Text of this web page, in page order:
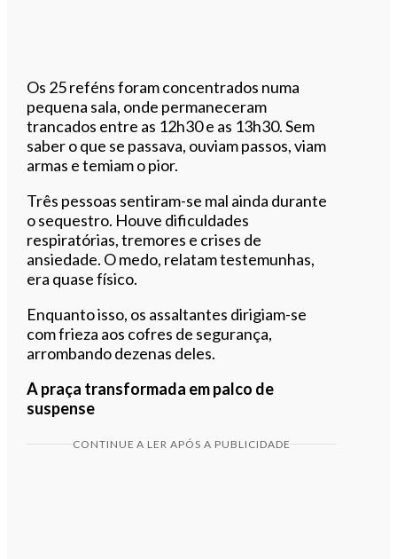
Os 25 reféns foram concentrados numa
pequena sala, onde permaneceram
trancados entre as 12h30 e as 13h30. Sem
saber o que se passava, ouviam passos, viam
armas e temiam o pior.
Três pessoas sentiram-se mal ainda durante
o sequestro. Houve dificuldades
respiratórias, tremores e crises de
ansiedade. O medo, relatam testemunhas,
era quase físico.
Enquanto isso, os assaltantes dirigiam-se
com frieza aos cofres de segurança,
arrombando dezenas deles.
A praça transformada em palco de
suspense
CONTINUE A LER APÓS A PUBLICIDADE